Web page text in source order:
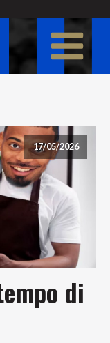
17/05/2026
di